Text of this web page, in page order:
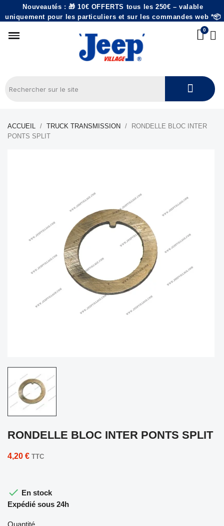
Nouveautés : 🎁 10€ OFFERTS tous les 250€ – valable
uniquement pour les particuliers et sur les commandes web *📦
ACCUEIL TRUCK TRANSMISSION
RONDELLE BLOC INTER
PONTS SPLIT
RONDELLE BLOC INTER PONTS SPLIT
4,20 € TTC
 En stock
Expédié sous 24h
Quantité